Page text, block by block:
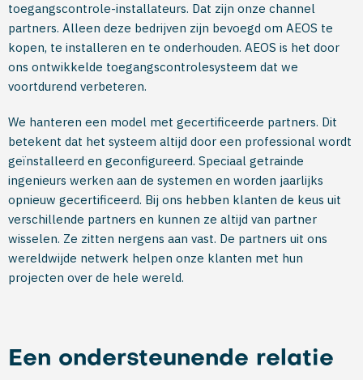
toegangscontrole-installateurs. Dat zijn onze channel
partners. Alleen deze bedrijven zijn bevoegd om AEOS te
kopen, te installeren en te onderhouden. AEOS is het door
ons ontwikkelde toegangscontrolesysteem dat we
voortdurend verbeteren.
We hanteren een model met gecertificeerde partners. Dit
betekent dat het systeem altijd door een professional wordt
geïnstalleerd en geconfigureerd. Speciaal getrainde
ingenieurs werken aan de systemen en worden jaarlijks
opnieuw gecertificeerd. Bij ons hebben klanten de keus uit
verschillende partners en kunnen ze altijd van partner
wisselen. Ze zitten nergens aan vast. De partners uit ons
wereldwijde netwerk helpen onze klanten met hun
projecten over de hele wereld.
Een ondersteunende relatie